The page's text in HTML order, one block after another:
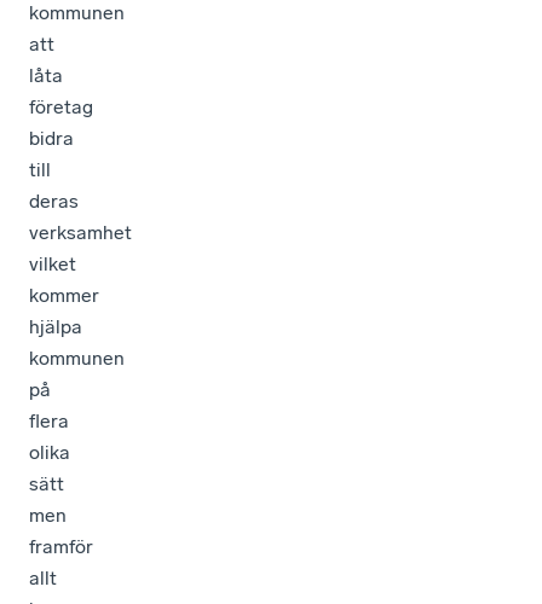
kommunen
att
låta
företag
bidra
till
deras
verksamhet
vilket
kommer
hjälpa
kommunen
på
flera
olika
sätt
men
framför
allt